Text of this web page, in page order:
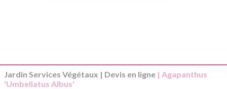
Jardin Services Végétaux | Devis en ligne | Agapanthus
'Umbellatus Albus'